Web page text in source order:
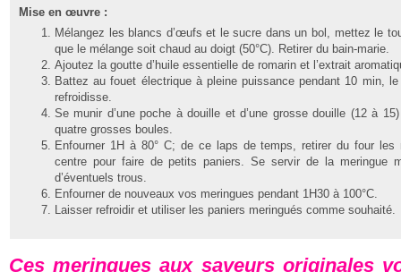
Mise en œuvre :
Mélangez les blancs d’œufs et le sucre dans un bol, mettez le
que le mélange soit chaud au doigt (50°C). Retirer du bain-marie.
Ajoutez la goutte d’huile essentielle de romarin et l’extrait
Battez au fouet électrique à pleine puissance pendant 10 min,
refroidisse.
Se munir d’une poche à douille et d’une grosse douille (12 à
quatre grosses boules.
Enfourner 1H à 80° C; de ce laps de temps, retirer du four les
centre pour faire de petits paniers. Se servir de la meringue
d’éventuels trous.
Enfourner de nouveaux vos meringues pendant 1H30 à 100°C.
Laisser refroidir et utiliser les paniers meringués comme souhaité.
Ces meringues aux saveurs originales